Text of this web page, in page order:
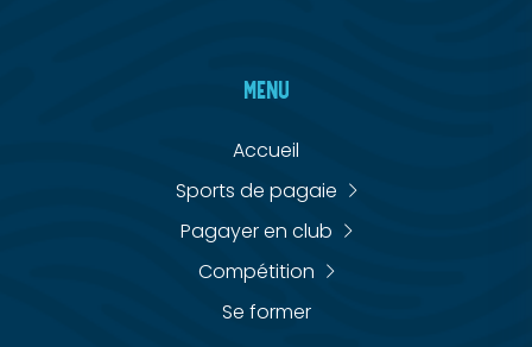
MENU
Accueil
Sports de pagaie
Pagayer en club
Compétition
Se former